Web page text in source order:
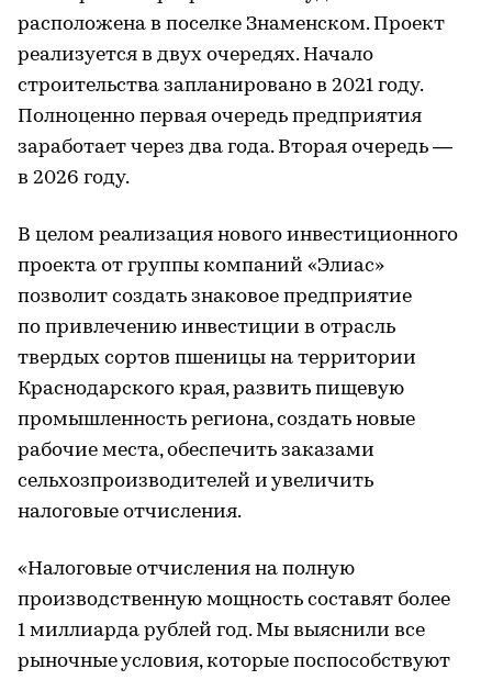
расположена в поселке Знаменском. Проект
реализуется в двух очередях. Начало
строительства запланировано в 2021 году.
Полноценно первая очередь предприятия
заработает через два года. Вторая очередь —
в 2026 году.
В целом реализация нового инвестиционного
проекта от группы компаний «Элиас»
позволит создать знаковое предприятие
по привлечению инвестиции в отрасль
твердых сортов пшеницы на территории
Краснодарского края, развить пищевую
промышленность региона, создать новые
рабочие места, обеспечить заказами
сельхозпроизводителей и увеличить
налоговые отчисления.
«Налоговые отчисления на полную
производственную мощность составят более
1 миллиарда рублей год. Мы выяснили все
рыночные условия, которые поспособствуют